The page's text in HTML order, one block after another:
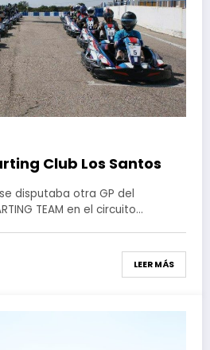
Club Los Santos
disputaba otra GP del
TEAM en el circuito…
LEER MÁS